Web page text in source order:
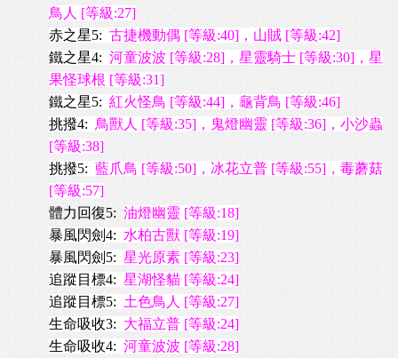
鳥人 [等級:27]
赤之星5: 古捷機動偶 [等級:40]，山賊 [等級:42]
鐵之星4: 河童波波 [等級:28]， 星靈騎士 [等級:30]，星
果怪球根 [等級:31]
鐵之星5: 紅火怪鳥 [等級:44]，龜背鳥 [等級:46]
挑撥4: 鳥獸人 [等級:35]，鬼燈幽靈 [等級:36]，小沙蟲
[等級:38]
挑撥5: 藍爪鳥 [等級:50]，冰花立普 [等級:55]，毒蘑菇
[等級:57]
體力回復5: 油燈幽靈 [等級:18]
暴風閃劍4: 水柏古獸 [等級:19]
暴風閃劍5: 星光原素 [等級:23]
追蹤目標4: 星湖怪貓 [等級:24]
追蹤目標5: 土色鳥人 [等級:27]
生命吸收3: 大福立普 [等級:24]
生命吸收4: 河童波波 [等級:28]